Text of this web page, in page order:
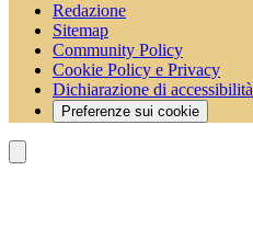
Redazione
Sitemap
Community Policy
Cookie Policy e Privacy
Dichiarazione di accessibilità
Preferenze sui cookie